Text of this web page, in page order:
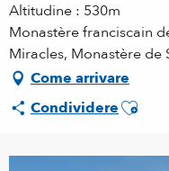
Altitudine : 530m
Monastère franciscain
Miracles, Monastère de
Come arrivare
CondividereAjouter